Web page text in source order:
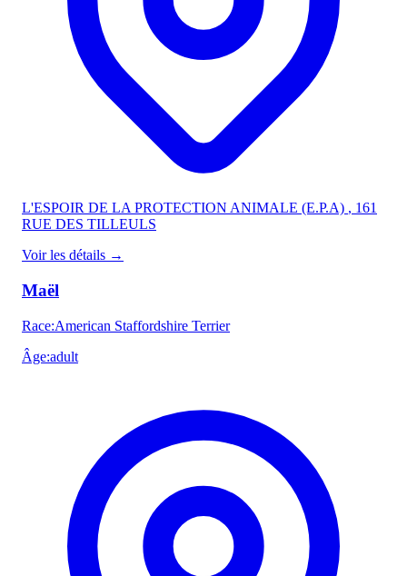
L'ESPOIR DE LA PROTECTION ANIMALE (E.P.A) , 161
RUE DES TILLEULS
Voir les détails →
Maël
Race:American Staffordshire Terrier
Âge:adult